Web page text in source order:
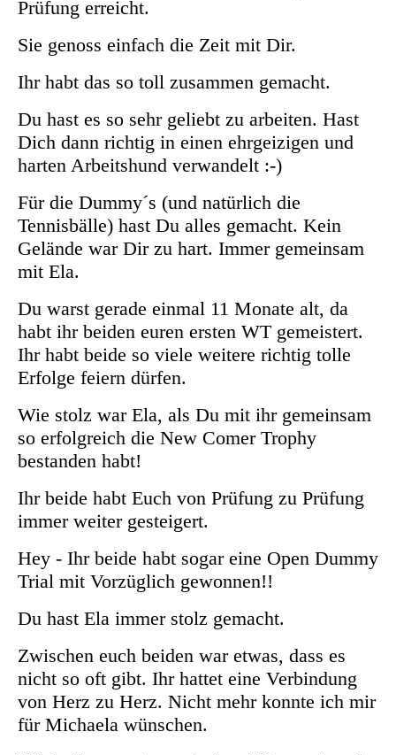
Prüfung erreicht.
Sie genoss einfach die Zeit mit Dir.
Ihr habt das so toll zusammen gemacht.
Du hast es so sehr geliebt zu arbeiten. Hast
Dich dann richtig in einen ehrgeizigen und
harten Arbeitshund verwandelt :-)
Für die Dummy´s (und natürlich die
Tennisbälle) hast Du alles gemacht. Kein
Gelände war Dir zu hart. Immer gemeinsam
mit Ela.
Du warst gerade einmal 11 Monate alt, da
habt ihr beiden euren ersten WT gemeistert.
Ihr habt beide so viele weitere richtig tolle
Erfolge feiern dürfen.
Wie stolz war Ela, als Du mit ihr gemeinsam
so erfolgreich die New Comer Trophy
bestanden habt!
Ihr beide habt Euch von Prüfung zu Prüfung
immer weiter gesteigert.
Hey - Ihr beide habt sogar eine Open Dummy
Trial mit Vorzüglich gewonnen!!
Du hast Ela immer stolz gemacht.
Zwischen euch beiden war etwas, dass es
nicht so oft gibt. Ihr hattet eine Verbindung
von Herz zu Herz. Nicht mehr konnte ich mir
für Michaela wünschen.